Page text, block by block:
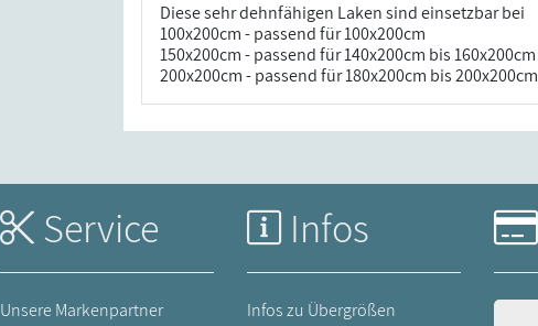
Diese sehr dehnfähigen Laken sind einsetzbar bei
100x200cm - passend für 100x200cm
150x200cm - passend für 140x200cm bis 160x200cm
200x200cm - passend für 180x200cm bis 200x200cm
Service
Unsere Markenpartner
Infos
Infos zu Übergrößen